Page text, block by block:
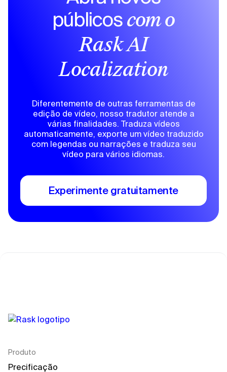
públicos com o
Rask AI
Localization
Diferentemente de outras ferramentas de
edição de vídeo, nosso tradutor atende a
várias finalidades. Traduza vídeos
automaticamente, exporte um vídeo traduzido
com legendas ou narrações e traduza seu
vídeo para vários idiomas.
Experimente gratuitamente
Produto
Precificação